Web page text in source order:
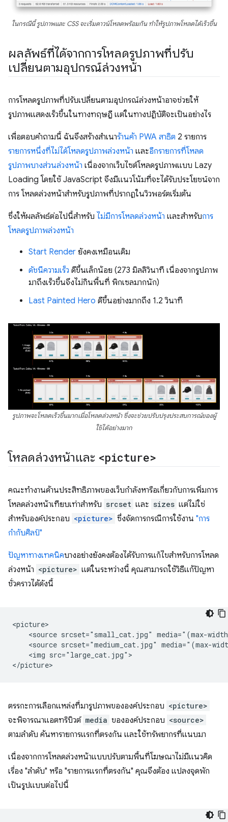
ในกรณีนี้ รูปภาพและ CSS จะเริ่มดาวน์โหลดพร้อมกัน ทำให้รูปภาพโหลดได้เร็วขึ้น
ผลลัพธ์ที่ได้จากการโหลดรูปภาพที่ปรับ
เปลี่ยนตามอุปกรณ์ล่วงหน้า
การโหลดรูปภาพที่ปรับเปลี่ยนตามอุปกรณ์ล่วงหน้าอาจช่วยให้
รูปภาพแสดงเร็วขึ้นในทางทฤษฎี แต่ในทางปฏิบัติจะเป็นอย่างไร
เพื่อตอบคำถามนี้ ฉันจึงสร้างสำเนาร้านค้า PWA สาธิต 2 รายการ
รายการหนึ่งที่ไม่ได้โหลดรูปภาพล่วงหน้า และอีกรายการที่โหลด
รูปภาพบางส่วนล่วงหน้า เนื่องจากเว็บไซต์โหลดรูปภาพแบบ Lazy
Loading โดยใช้ JavaScript จึงมีแนวโน้มที่จะได้รับประโยชน์จาก
การ โหลดล่วงหน้าสำหรับรูปภาพที่ปรากฏในวิวพอร์ตเริ่มต้น
ซึ่งให้ผลลัพธ์ต่อไปนี้สำหรับ ไม่มีการโหลดล่วงหน้า และสำหรับการ
โหลดรูปภาพล่วงหน้า
Start Render ยังคงเหมือนเดิม
ดัชนีความเร็ว ดีขึ้นเล็กน้อย (273 มิลลิวินาที เนื่องจากรูปภาพ
มาถึงเร็วขึ้นจึงไม่กินพื้นที่ พิกเซลมากนัก)
Last Painted Hero ดีขึ้นอย่างมากถึง 1.2 วินาที
รูปภาพจะโหลดเร็วขึ้นมากเมื่อโหลดล่วงหน้า ซึ่งจะช่วยปรับปรุงประสบการณ์ของผู้
ใช้ได้อย่างมาก
โหลดล่วงหน้าและ <picture>
คณะทำงานด้านประสิทธิภาพของเว็บกำลังหารือเกี่ยวกับการเพิ่มการ
โหลดล่วงหน้าเทียบเท่าสำหรับ srcset และ sizes แต่ไม่ใช่
สำหรับองค์ประกอบ <picture> ซึ่งจัดการกรณีการใช้งาน "การ
กำกับศิลป์"
ปัญหาทางเทคนิคบางอย่างยังคงต้องได้รับการแก้ไขสำหรับการโหลด
ล่วงหน้า <picture> แต่ในระหว่างนี้ คุณสามารถใช้วิธีแก้ปัญหา
ชั่วคราวได้ดังนี้
<picture>
<source srcset="small_cat.jpg" media="(max-
<source srcset="medium_cat.jpg" media="(max-
    <img src="large_cat.jpg">
ตรรกะการเลือกแหล่งที่มารูปภาพขององค์ประกอบ <picture>
จะพิจารณาแอตทริบิวต์ media ขององค์ประกอบ <source>
ตามลำดับ ค้นหารายการแรกที่ตรงกัน และใช้ทรัพยากรที่แนบมา
เนื่องจากการโหลดล่วงหน้าแบบปรับตามพื้นที่โฆษณาไม่มีแนวคิด
เรื่อง "ลำดับ" หรือ "รายการแรกที่ตรงกัน" คุณจึงต้อง แปลงจุดพัก
เป็นรูปแบบต่อไปนี้